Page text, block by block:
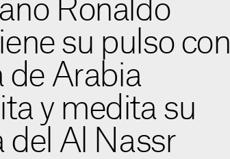
Ronaldo
su pulso con
de Arabia
y medita su
del Al Nassr